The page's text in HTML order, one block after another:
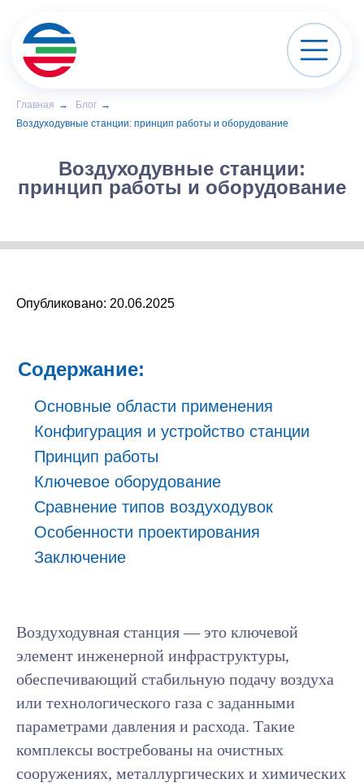
Главная → Блог →
Воздуходувные станции: принцип работы и оборудование
Воздуходувные станции:
принцип работы и оборудование
Опубликовано: 20.06.2025
Содержание:
Основные области применения
Конфигурация и устройство станции
Принцип работы
Ключевое оборудование
Сравнение типов воздуходувок
Особенности проектирования
Заключение
Воздуходувная станция — это ключевой
элемент инженерной инфраструктуры,
обеспечивающий стабильную подачу воздуха
или технологического газа с заданными
параметрами давления и расхода. Такие
комплексы востребованы на очистных
сооружениях, металлургических и химических